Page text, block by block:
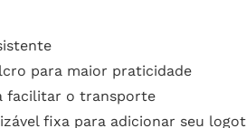
para maior praticidade
facilitar o transporte
fixa para adicionar seu